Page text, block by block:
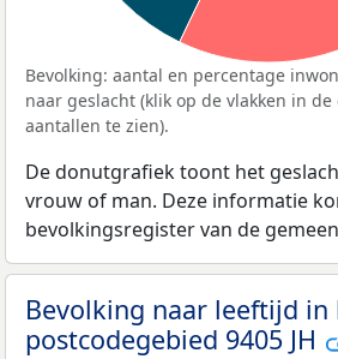
Bevolking: aantal en percentage
naar geslacht (klik op de vlakken in
aantallen te zien).
De donutgrafiek toont het
vrouw of man. Deze informatie
bevolkingsregister van de
Bevolking naar leeftijd in
postcodegebied 9405 JH